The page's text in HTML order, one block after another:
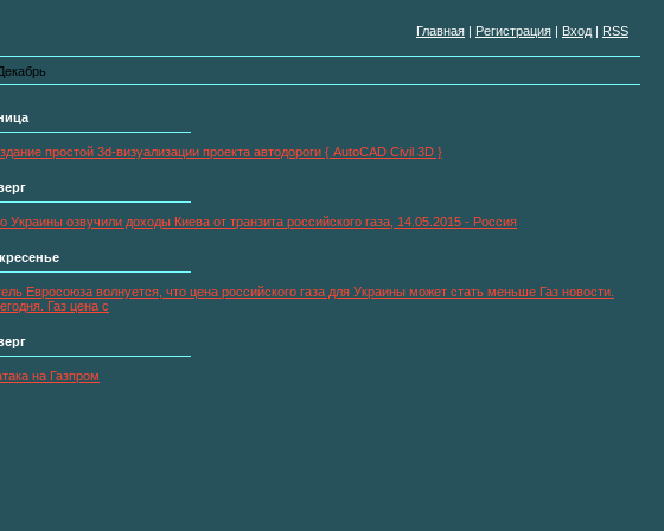
Главная | Регистрация | Вход | RSS
простой 3d-визуализации проекта автодороги { AutoCAD Civil 3D }
Украины озвучили доходы Киева от транзита российского газа, 14.05.2015 - Россия
Евросоюза волнуется, что цена российского газа для Украины может стать меньше Газ новости.
Газ цена с
на Газпром